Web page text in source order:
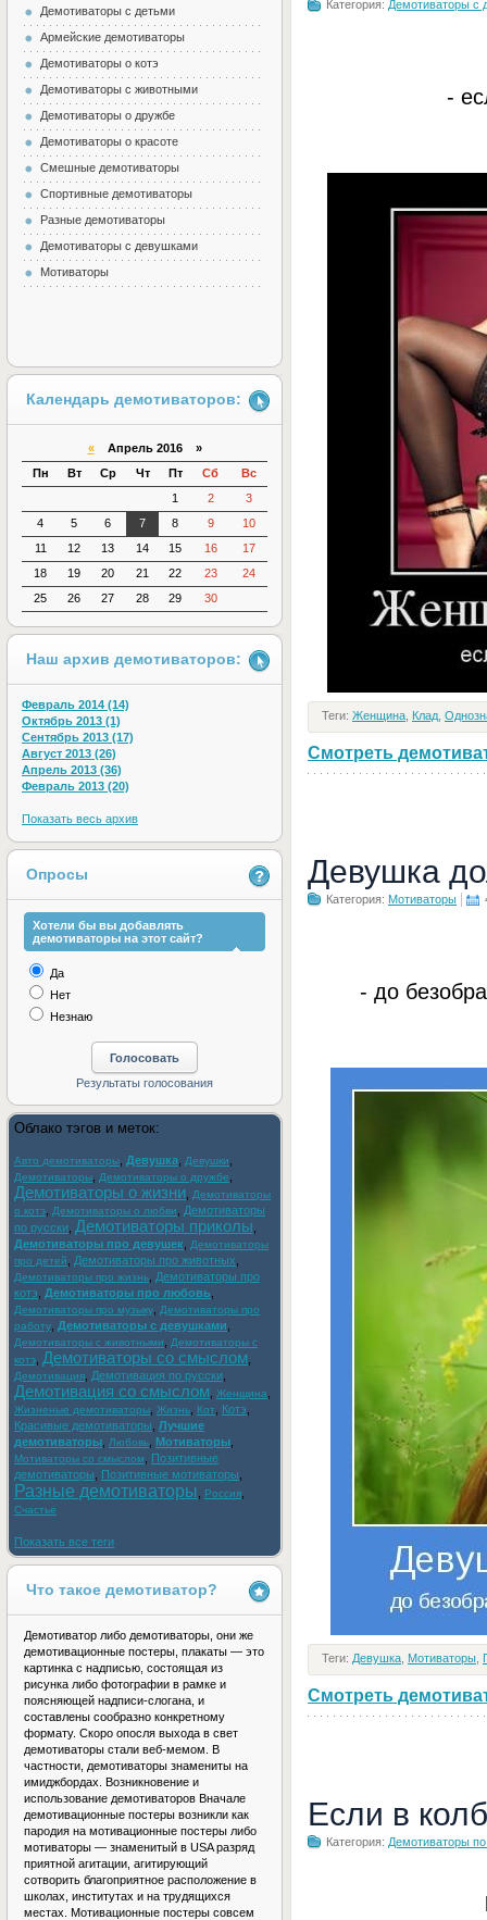
Категория: Демотиваторы с
-
Теги: Женщина Клад
Смотреть
Девушка
Категория: Мотиваторы
- до
Теги: Девушка Мотиваторы
Смотреть
Если в
Категория: Демотиваторы
Демотиваторы с детьми
Армейские демотиваторы
Демотиваторы о котэ
Демотиваторы с животными
Демотиваторы о дружбе
Демотиваторы о красоте
Смешные демотиваторы
Спортивные демотиваторы
Разные демотиваторы
Демотиваторы с девушками
Мотиваторы
Календарь демотиваторов:
«Апрель 2016 »
Пн
Вт Ср Чт Пт Сб
Вс
1
2
3
4
5 6 7 8 9
10
11
12 13 14 15 16
17
18
19 20 21 22 23
24
25
26 27 28 29 30
Наш архив демотиваторов:
Февраль 2014 (14)
Октябрь 2013 (1)
Сентябрь 2013 (17)
Август 2013 (26)
Апрель 2013 (36)
Февраль 2013 (20)
Показать весь архив
Опросы
Хотели бы вы добавлять
демотиваторы на этот сайт?
Да
Нет
Незнаю
Облако тэгов и меток:
Авто демотиваторы Девушка Девушки
Демотиваторы Демотиваторы о дружбе
Демотиваторы о жизни
Демотиваторы
о котэ
Демотиваторы о любви
Демотиваторы
по русски Демотиваторы приколы
Демотиваторы про девушек
Демотиваторы
про детей
Демотиваторы про животных
Демотиваторы про жизнь
Демотиваторы про
котэ
Демотиваторы про любовь
Демотиваторы про музыку
Демотиваторы про
работу
Демотиваторы с девушками
Демотиваторы с животными
Демотиваторы с
котэ
Демотиваторы со смыслом
Демотивация Демотивация по русски
Демотивация со смыслом Женщина
Жизненые демотиваторы Жизнь Кот Котэ
Красивые демотиваторы Лучшие
демотиваторы
Любовь Мотиваторы
Мотиваторы со смыслом
Позитивные
демотиваторы
Позитивные мотиваторы
Разные демотиваторы Россия
Счастье
Показать все теги
Что такое демотиватор?
Демотиватор либо демотиваторы, они же
демотивационные постеры, плакаты — это
картинка с надписью, состоящая из
рисунка либо фотографии в рамке и
поясняющей надписи-слогана, и
составлены сообразно конкретному
формату. Скоро опосля выхода в свет
демотиваторы стали веб-мемом. В
частности, демотиваторы знамениты на
имиджбордах. Возникновение и
использование демотиваторов Вначале
демотивационные постеры возникли как
пародия на мотивационные постеры либо
мотиваторы — знаменитый в USA разряд
приятной агитации, агитирующий
сотворить благоприятное расположение в
школах, институтах и на трудящихся
местах. Мотивационные постеры совсем